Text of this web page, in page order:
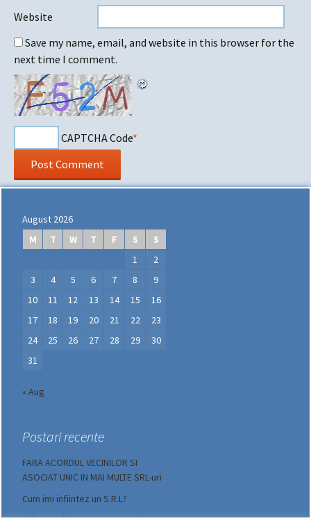
Website
Save my name, email, and website in this browser for the
next time I comment.
CAPTCHA Code*
August 2026
M
T W T F S
S
1
2
3
4 5 6 7 8
9
10
11 12 13 14 15
16
17
18 19 20 21 22
23
24
25 26 27 28 29
30
31
« Aug
Postari recente
FARA ACORDUL VECINILOR SI
ASOCIAT UNIC IN MAI MULTE SRL-uri
Cum imi infiintez un S.R.L?
Infiinatre firma agentie imobiliara